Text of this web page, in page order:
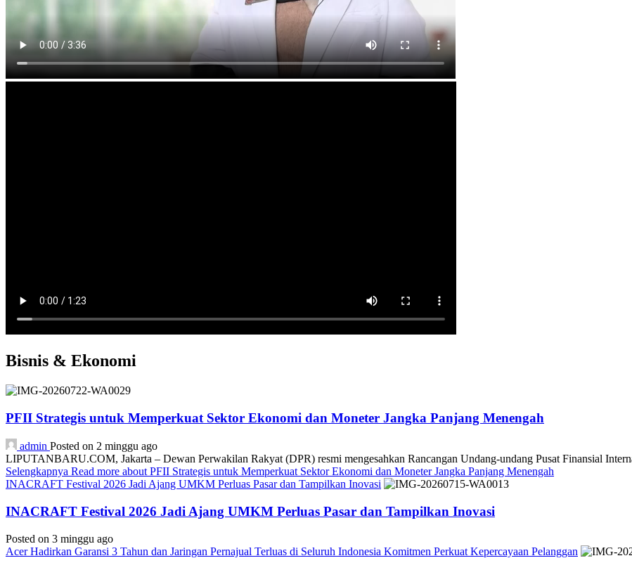
Bisnis & Ekonomi
PFII Strategis untuk Memperkuat Sektor Ekonomi dan Moneter Jangka Panjang Menengah
admin Posted on 2 minggu ago
LIPUTANBARU.COM, Jakarta – Dewan Perwakilan Rakyat (DPR) resmi mengesahkan Rancangan Undang-undang Pusat Finansial
Selengkapnya Read more about PFII Strategis untuk Memperkuat Sektor Ekonomi dan Moneter Jangka Panjang Menengah
INACRAFT Festival 2026 Jadi Ajang UMKM Perluas Pasar dan Tampilkan Inovasi
INACRAFT Festival 2026 Jadi Ajang UMKM Perluas Pasar dan Tampilkan Inovasi
Posted on 3 minggu ago
Acer Hadirkan Garansi 3 Tahun dan Jaringan Pernajual Terluas di Seluruh Indonesia Komitmen Perkuat Kepercayaan Pelanggan